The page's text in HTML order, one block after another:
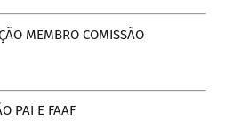
MEMBRO COMISSÃO
PAI E FAAF